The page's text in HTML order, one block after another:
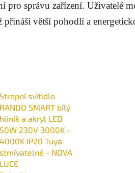
pro správu zařízení.
přináší větší pohodlí a
Stropní svítidlo
RANDO SMART bílý
hliník a akryl LED
50W 230V 3000K -
4000K IP20 Tuya
stmívatelné - NOVA
LUCE